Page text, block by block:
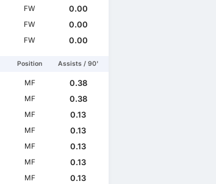
FW
0.00
FW
0.00
FW 0.00
Position Assists / 90'
MF
0.38
MF
0.38
MF
0.13
MF
0.13
MF
0.13
MF
0.13
MF
0.13